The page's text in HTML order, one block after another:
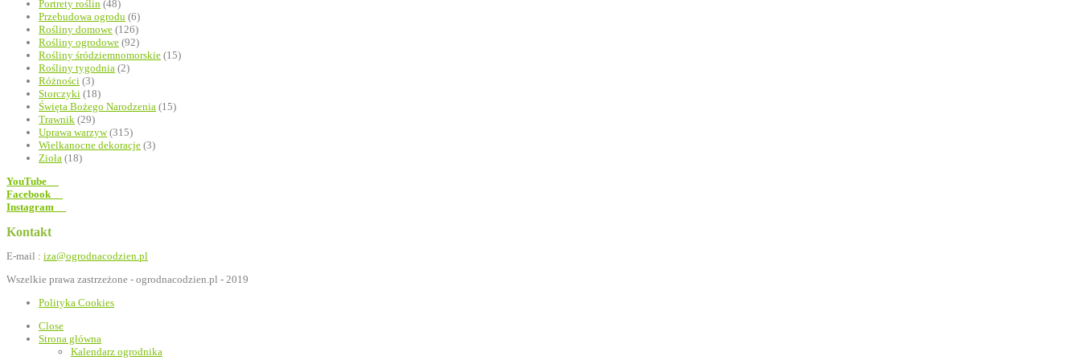
Portrety roślin (48)
Przebudowa ogrodu (6)
Rośliny domowe (126)
Rośliny ogrodowe (92)
Rośliny śródziemnomorskie (15)
Rośliny tygodnia (2)
Różności (3)
Storczyki (18)
Święta Bożego Narodzenia (15)
Trawnik (29)
Uprawa warzyw(315)
Wielkanocne dekoracje (3)
Zioła (18)
YouTube
Facebook
Instagram
Kontakt
E-mail : iza@ogrodnacodzien.pl
Wszelkie prawa zastrzeżone - ogrodnacodzien.pl - 2019
Polityka Cookies
Close
Strona główna
Kalendarz ogrodnika